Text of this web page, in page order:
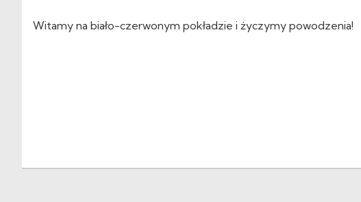
Witamy na biało-czerwonym pokładzie i życzymy powodzenia!